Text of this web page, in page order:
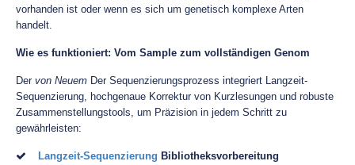
vorhanden ist oder wenn es sich um genetisch komplexe Arten
handelt.
Wie es funktioniert: Vom Sample zum vollständigen Genom
Der von Neuem Der Sequenzierungsprozess integriert Langzeit-
Sequenzierung, hochgenaue Korrektur von Kurzlesungen und robuste
Zusammenstellungstools, um Präzision in jedem Schritt zu
gewährleisten:
Langzeit-Sequenzierung Bibliotheksvorbereitung